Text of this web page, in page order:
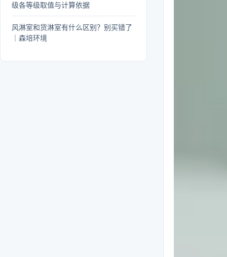
级各等级取值与计算依据
风淋室和货淋室有什么区别？别买错了
｜森培环境